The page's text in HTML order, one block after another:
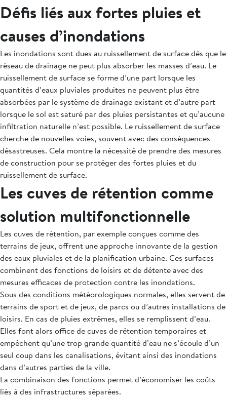
Défis liés aux fortes pluies et
causes d’inondations
Les inondations sont dues au ruissellement de surface dès que le
réseau de drainage ne peut plus absorber les masses d’eau. Le
ruissellement de surface se forme d’une part lorsque les
quantités d’eaux pluviales produites ne peuvent plus être
absorbées par le système de drainage existant et d’autre part
lorsque le sol est saturé par des pluies persistantes et qu’aucune
infiltration naturelle n’est possible. Le ruissellement de surface
cherche de nouvelles voies, souvent avec des conséquences
désastreuses. Cela montre la nécessité de prendre des mesures
de construction pour se protéger des fortes pluies et du
ruissellement de surface.
Les cuves de rétention comme
solution multifonctionnelle
Les cuves de rétention, par exemple conçues comme des
terrains de jeux, offrent une approche innovante de la gestion
des eaux pluviales et de la planification urbaine. Ces surfaces
combinent des fonctions de loisirs et de détente avec des
mesures efficaces de protection contre les inondations.
Sous des conditions météorologiques normales, elles servent de
terrains de sport et de jeux, de parcs ou d’autres installations de
loisirs. En cas de pluies extrêmes, elles se remplissent d’eau.
Elles font alors office de cuves de rétention temporaires et
empêchent qu’une trop grande quantité d’eau ne s’écoule d’un
seul coup dans les canalisations, évitant ainsi des inondations
dans d’autres parties de la ville.
La combinaison des fonctions permet d’économiser les coûts
liés à des infrastructures séparées.